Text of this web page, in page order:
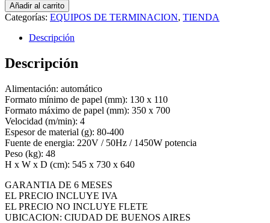
Añadir al carrito
Categorías: EQUIPOS DE TERMINACION, TIENDA
Descripción
Descripción
Alimentación: automático
Formato mínimo de papel (mm): 130 x 110
Formato máximo de papel (mm): 350 x 700
Velocidad (m/min): 4
Espesor de material (g): 80-400
Fuente de energia: 220V / 50Hz / 1450W potencia
Peso (kg): 48
H x W x D (cm): 545 x 730 x 640
GARANTIA DE 6 MESES
EL PRECIO INCLUYE IVA
EL PRECIO NO INCLUYE FLETE
UBICACION: CIUDAD DE BUENOS AIRES